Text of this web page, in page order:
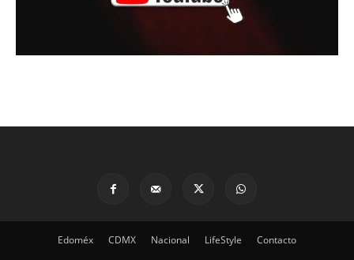
Edoméx CDMX Nacional LifeStyle Contacto